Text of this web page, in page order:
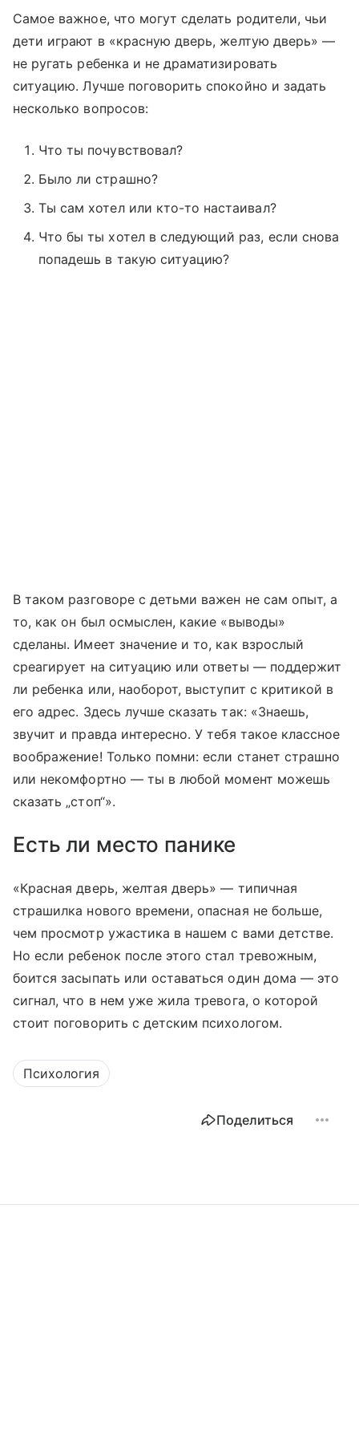
Самое важное, что могут сделать родители, чьи
дети играют в «красную дверь, желтую дверь» —
не ругать ребенка и не драматизировать
ситуацию. Лучше поговорить спокойно и задать
несколько вопросов:
Что ты почувствовал?
Было ли страшно?
Ты сам хотел или кто-то настаивал?
Что бы ты хотел в следующий раз, если снова
попадешь в такую ситуацию?
В таком разговоре с детьми важен не сам опыт, а
то, как он был осмыслен, какие «выводы»
сделаны. Имеет значение и то, как взрослый
среагирует на ситуацию или ответы — поддержит
ли ребенка или, наоборот, выступит с критикой в
его адрес. Здесь лучше сказать так: «Знаешь,
звучит и правда интересно. У тебя такое классное
воображение! Только помни: если станет страшно
или некомфортно — ты в любой момент можешь
сказать „стоп“».
Есть ли место панике
«Красная дверь, желтая дверь» — типичная
страшилка нового времени, опасная не больше,
чем просмотр ужастика в нашем с вами детстве.
Но если ребенок после этого стал тревожным,
боится засыпать или оставаться один дома — это
сигнал, что в нем уже жила тревога, о которой
стоит поговорить с детским психологом.
Психология
Поделиться